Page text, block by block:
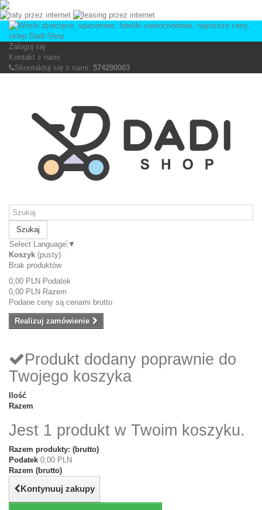
Zaloguj się
Kontakt z nami
Skontaktuj się z nami: 574290003
Szukaj
Select Language ▼
Koszyk (pusty)
Brak produktów
0,00 PLN Podatek
0,00 PLN Razem
Podane ceny są cenami brutto
Realizuj zamówienie
Produkt dodany poprawnie do
Twojego koszyka
Ilość
Razem
Jest 1 produkt w Twoim koszyku.
Razem produkty: (brutto)
Podatek 0,00 PLN
Razem (brutto)
Kontynuuj zakupy